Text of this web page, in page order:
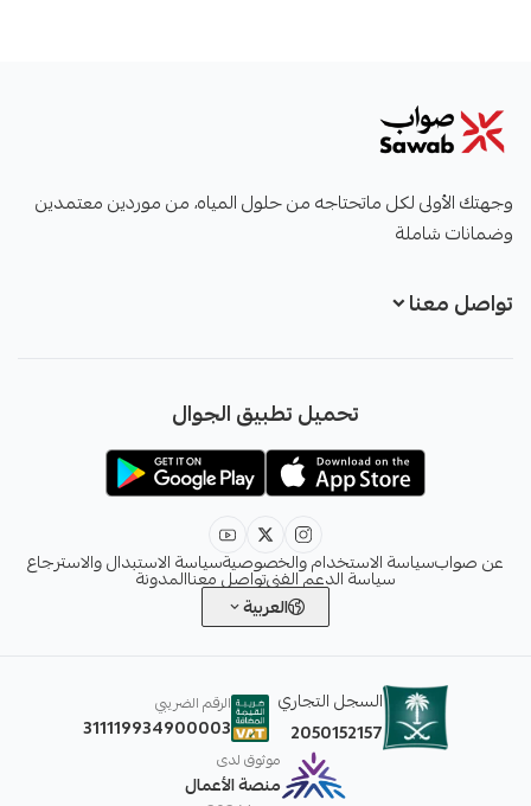
وجهتك الأولى لكل ماتحتاجه من حلول المياه، من موردين معتمدين
وضمانات شاملة
تواصل معنا
info@sawab.app
تحميل تطبيق الجوال
عن صوابسياسة الاستخدام والخصوصيةسياسة الاستبدال والاسترجاع
سياسة الدعم الفنيتواصل معناالمدونة
العربية
السجل التجاري
2050152157
الرقم الضريبي
311119934900003
موثوق لدى
منصة الأعمال